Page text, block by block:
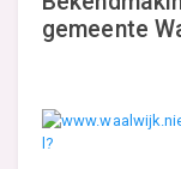
gemeente